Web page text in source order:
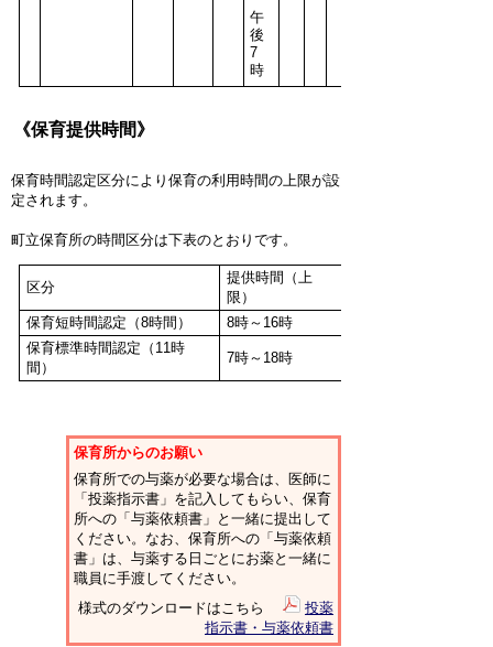
午
後
7
時
《保育提供時間》
保育時間認定区分により保育の利用時間の上限が設
定されます。
町立保育所の時間区分は下表のとおりです。
区分
提供時間（上
限）
保育短時間認定（8時間）
8時～16時
保育標準時間認定（11時
間）
7時～18時
保育所からのお願い
保育所での与薬が必要な場合は、医師に
「投薬指示書」を記入してもらい、保育
所への「与薬依頼書」と一緒に提出して
ください。なお、保育所への「与薬依頼
書」は、与薬する日ごとにお薬と一緒に
職員に手渡してください。
様式のダウンロードはこちら
投薬
指示書・与薬依頼書